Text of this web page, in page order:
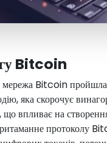
Bitcoin
мережа Bitcoin
яка скорочує
що впливає на
протоколу